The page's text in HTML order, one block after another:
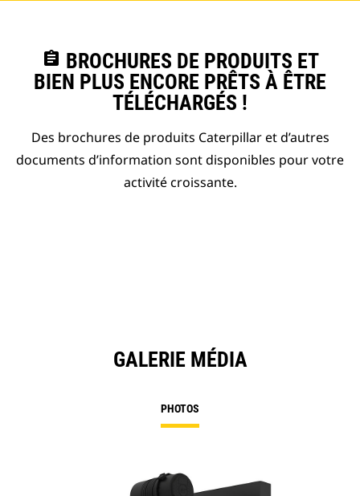
assignment BROCHURES DE PRODUITS ET
BIEN PLUS ENCORE PRÊTS À ÊTRE
TÉLÉCHARGÉS !
Des brochures de produits Caterpillar et d’autres
documents d’information sont disponibles pour votre
activité croissante.
GALERIE MÉDIA
PHOTOS